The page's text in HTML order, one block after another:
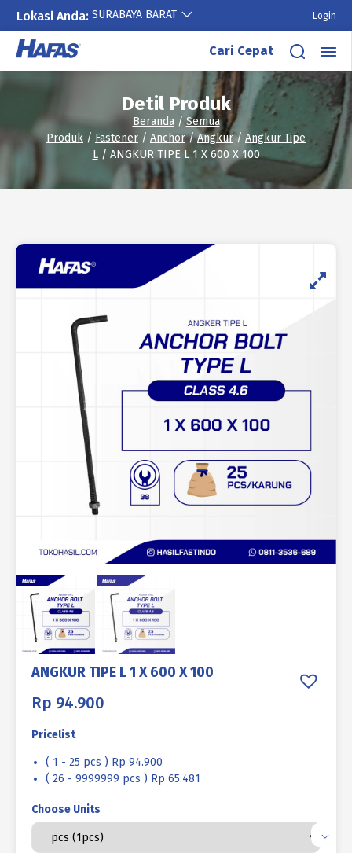
Lokasi Anda: SURABAYA BARAT Login
Lewati
konten
Cari Cepat
Detil Produk
Beranda/Semua
Produk / Fastener / Anchor/Angkur/ Angkur Tipe
L/ ANGKUR TIPE L 1 X 600 X 100
ANGKUR TIPE L 1 X 600 X 100
Rp 94.900
Pricelist
( 1 - 25 pcs ) Rp 94.900
( 26 - 9999999 pcs ) Rp 65.481
Choose Units